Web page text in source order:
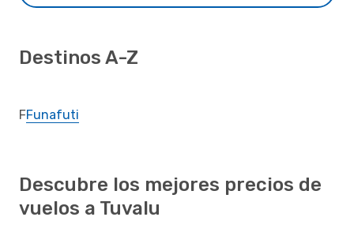
Destinos A-Z
FFunafuti
Descubre los mejores precios de
vuelos a Tuvalu